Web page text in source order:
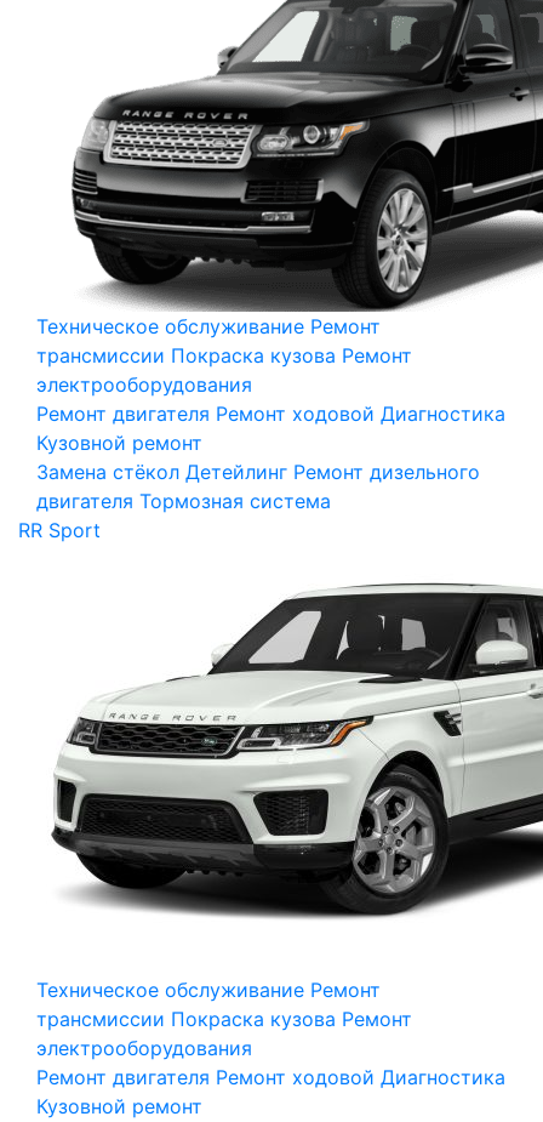
Техническое обслуживание Ремонт
трансмиссии Покраска кузова Ремонт
электрооборудования
Ремонт двигателя Ремонт ходовой Диагностика
Кузовной ремонт
Замена стёкол Детейлинг Ремонт дизельного
двигателя Тормозная система
RR Sport
Техническое обслуживание Ремонт
трансмиссии Покраска кузова Ремонт
электрооборудования
Ремонт двигателя Ремонт ходовой Диагностика
Кузовной ремонт